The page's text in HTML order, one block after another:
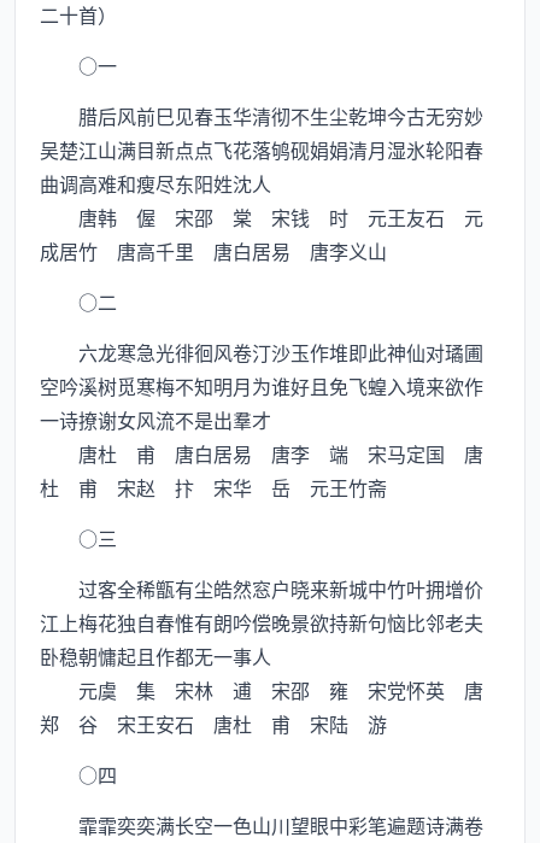
二十首）
○一
腊后风前巳见春玉华清彻不生尘乾坤今古无穷妙
吴楚江山满目新点点飞花落鸲砚娟娟清月湿氷轮阳春
曲调高难和瘦尽东阳姓沈人
唐韩 偓 宋邵 棠 宋钱 时 元王友石 元
成居竹 唐高千里 唐白居易 唐李义山
○二
六龙寒急光徘徊风卷汀沙玉作堆即此神仙对璚圃
空吟溪树觅寒梅不知明月为谁好且免飞蝗入境来欲作
一诗撩谢女风流不是出羣才
唐杜 甫 唐白居易 唐李 端 宋马定国 唐
杜 甫 宋赵 抃 宋华 岳 元王竹斋
○三
过客全稀甑有尘皓然窓户晓来新城中竹叶拥增价
江上梅花独自春惟有朗吟偿晚景欲持新句恼比邻老夫
卧稳朝慵起且作都无一事人
元虞 集 宋林 逋 宋邵 雍 宋党怀英 唐
郑 谷 宋王安石 唐杜 甫 宋陆 游
○四
霏霏奕奕满长空一色山川望眼中彩笔遍题诗满卷